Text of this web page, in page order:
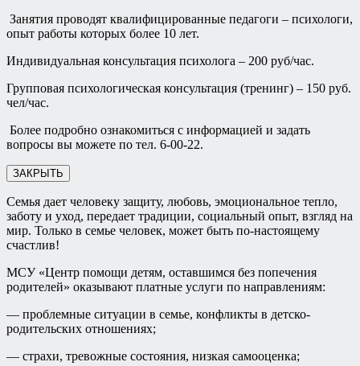
Занятия проводят квалифицированные педагоги – психологи,
опыт работы которых более 10 лет.
Индивидуальная консультация психолога – 200 руб/час.
Групповая психологическая консультация (тренинг) – 150 руб.
чел/час.
Более подробно ознакомиться с информацией и задать
вопросы вы можете по тел. 6-00-22.
ЗАКРЫТЬ
Семья дает человеку защиту, любовь, эмоциональное тепло,
заботу и уход, передает традиции, социальный опыт, взгляд на
мир. Только в семье человек, может быть по-настоящему
счастлив!
МСУ «Центр помощи детям, оставшимся без попечения
родителей» оказывают платные услуги по направлениям:
— проблемные ситуации в семье, конфликты в детско-
родительских отношениях;
— страхи, тревожные состояния, низкая самооценка;